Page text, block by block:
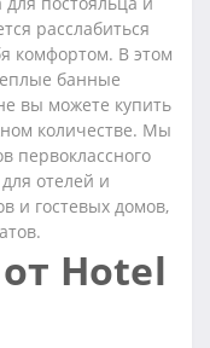
расслабиться
комфортом. В этом
банные
вы можете купить
количестве. Мы
первоклассного
отелей и
и гостевых домов,
Hotel